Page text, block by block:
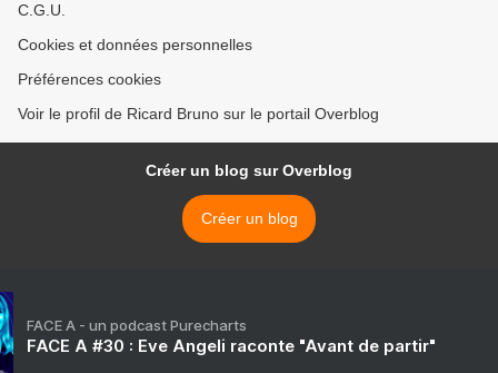
C.G.U.
Cookies et données personnelles
Préférences cookies
Voir le profil de Ricard Bruno sur le portail Overblog
Créer un blog sur Overblog
Créer un blog
FACE A - un podcast Purecharts
FACE A #30 : Eve Angeli raconte "Avant de partir"